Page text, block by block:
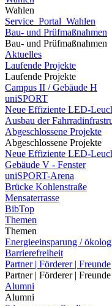
Wahlen
Service_Portal_Wahlen
Bau- und Prüfmaßnahmen
Bau- und Prüfmaßnahmen
Aktuelles
Laufende Projekte
Laufende Projekte
Campus II / Gebäude H
uniSPORT
Neue Effiziente LED-
Ausbau der
Abgeschlossene Projekte
Abgeschlossene Projekte
Neue Effiziente LED-
Gebäude V - Fenster
uniSPORT-Arena
Brücke Kohlenstraße
Mensaterrasse
BibTop
Themen
Themen
Energieeinsparung /
Barrierefreiheit
Partner | Förderer | Freunde
Partner | Förderer | Freunde
Alumni
Alumni